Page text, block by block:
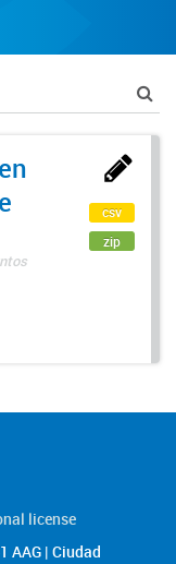
csv
zip
license
AAG | Ciudad